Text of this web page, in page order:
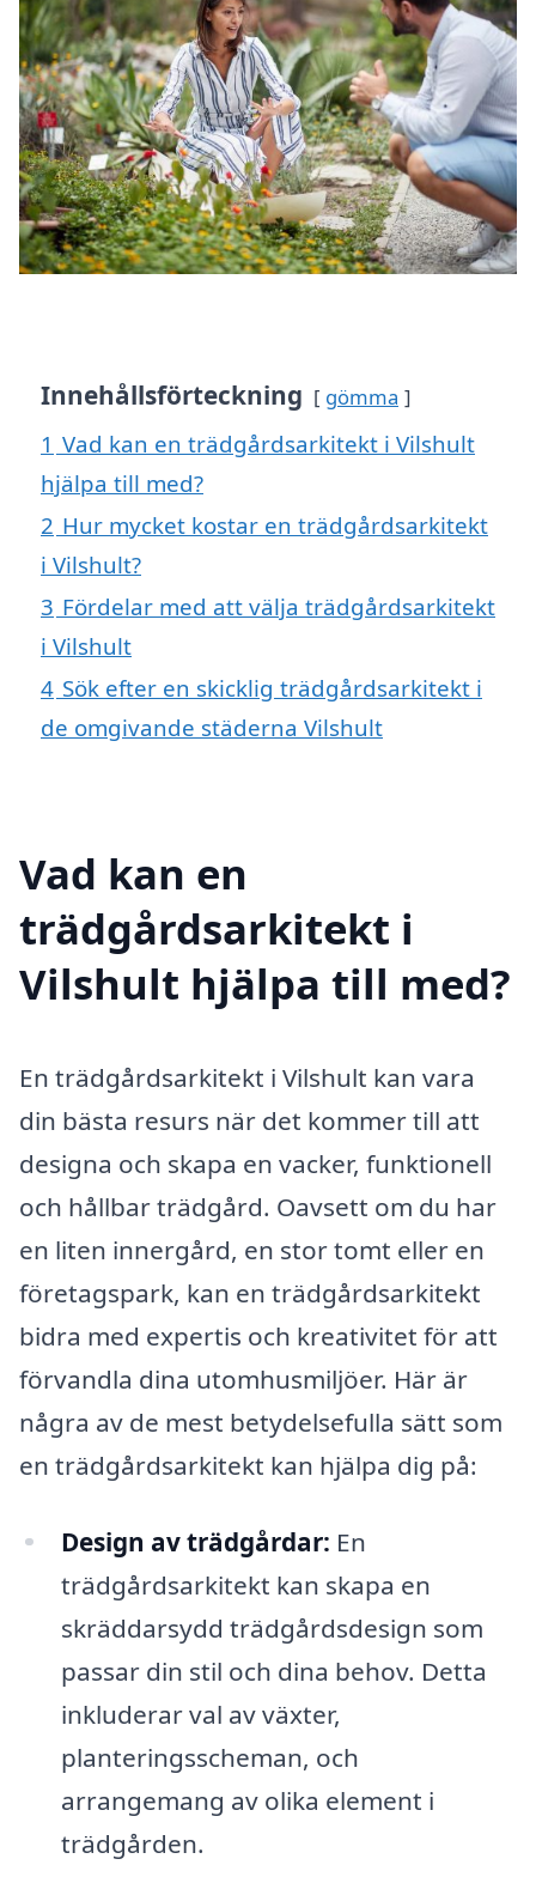
Innehållsförteckning gömma
1 Vad kan en trädgårdsarkitekt i Vilshult
hjälpa till med?
2 Hur mycket kostar en trädgårdsarkitekt
i Vilshult?
3 Fördelar med att välja trädgårdsarkitekt
i Vilshult
4 Sök efter en skicklig trädgårdsarkitekt i
de omgivande städerna Vilshult
Vad kan en
trädgårdsarkitekt i
Vilshult hjälpa till med?
En trädgårdsarkitekt i Vilshult kan vara
din bästa resurs när det kommer till att
designa och skapa en vacker, funktionell
och hållbar trädgård. Oavsett om du har
en liten innergård, en stor tomt eller en
företagspark, kan en trädgårdsarkitekt
bidra med expertis och kreativitet för att
förvandla dina utomhusmiljöer. Här är
några av de mest betydelsefulla sätt som
en trädgårdsarkitekt kan hjälpa dig på:
Design av trädgårdar: En
trädgårdsarkitekt kan skapa en
skräddarsydd trädgårdsdesign som
passar din stil och dina behov. Detta
inkluderar val av växter,
planteringsscheman, och
arrangemang av olika element i
trädgården.